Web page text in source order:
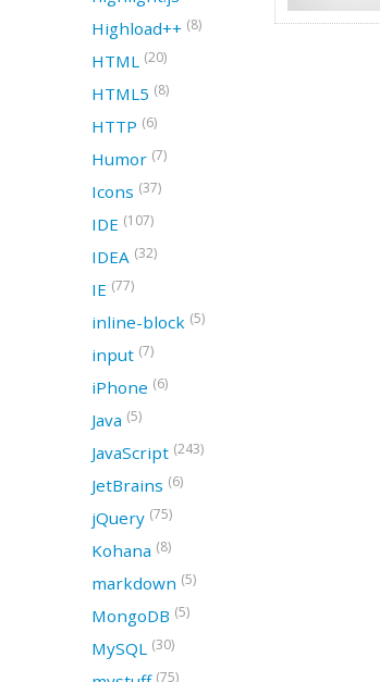
Highload++ (8)
HTML (20)
HTML5 (8)
HTTP (6)
Humor (7)
Icons (37)
IDE (107)
IDEA (32)
IE (77)
inline-block (5)
input (7)
iPhone (6)
Java (5)
JavaScript (243)
JetBrains (6)
jQuery (75)
Kohana (8)
markdown (5)
MongoDB (5)
MySQL (30)
(75)